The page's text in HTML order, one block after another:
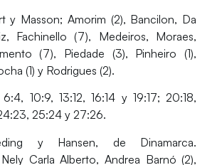
y Masson; Amorim (2), Bancilon, Da
Fachinello (7), Medeiros, Moraes,
(7), Piedade (3), Pinheiro (1),
(1) y Rodrigues (2).
10:9, 13:12, 16:14 y 19:17; 20:18,
25:24 y 27:26.
y Hansen, de Dinamarca.
Carla Alberto, Andrea Barnó (2),